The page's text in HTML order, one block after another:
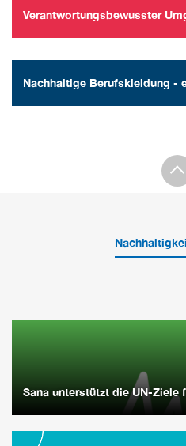
Verantwortungsbewusster
Nachhaltige Berufskleidung -
Sana unterstützt die UN-Ziele